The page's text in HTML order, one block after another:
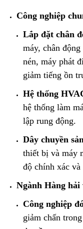
Công nghiệp
Lắp đặt chân
máy, chân
nén, máy phát
giảm tiếng ồn
Hệ thống
hệ thống làm
lập rung động.
Dây chuyền
thiết bị và máy
độ chính xác và
Ngành Hàng
Công nghiệp
giảm chấn